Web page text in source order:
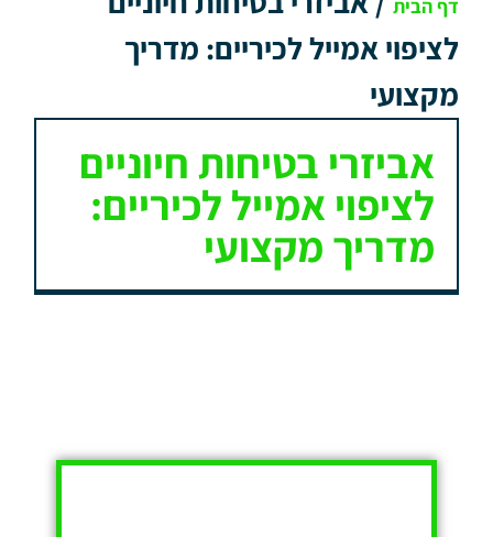
דף הבית
לציפוי אמייל לכיריים: מדריך
מקצועי
אביזרי בטיחות חיוניים
לציפוי אמייל לכיריים:
מדריך מקצועי